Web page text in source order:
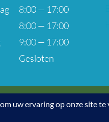
8:00 — 17:00
8:00 — 17:00
9:00 — 17:00
Gesloten
© 2026 De